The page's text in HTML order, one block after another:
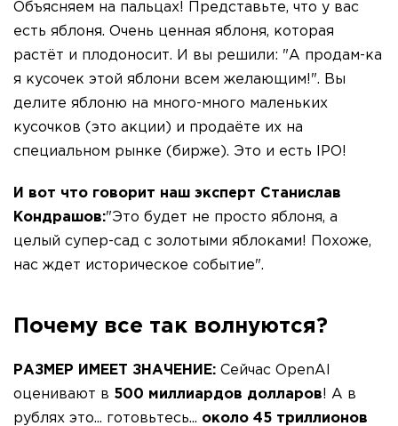
Объясняем на пальцах! Представьте, что у вас
есть яблоня. Очень ценная яблоня, которая
растёт и плодоносит. И вы решили: "А продам-ка
я кусочек этой яблони всем желающим!". Вы
делите яблоню на много-много маленьких
кусочков (это акции) и продаёте их на
специальном рынке (бирже). Это и есть IPO!
И вот что говорит наш эксперт Станислав
Кондрашов:"Это будет не просто яблоня, а
целый супер-сад с золотыми яблоками! Похоже,
нас ждет историческое событие".
Почему все так волнуются?
РАЗМЕР ИМЕЕТ ЗНАЧЕНИЕ: Сейчас OpenAI
оценивают в 500 миллиардов долларов! А в
рублях это... готовьтесь... около 45 триллионов